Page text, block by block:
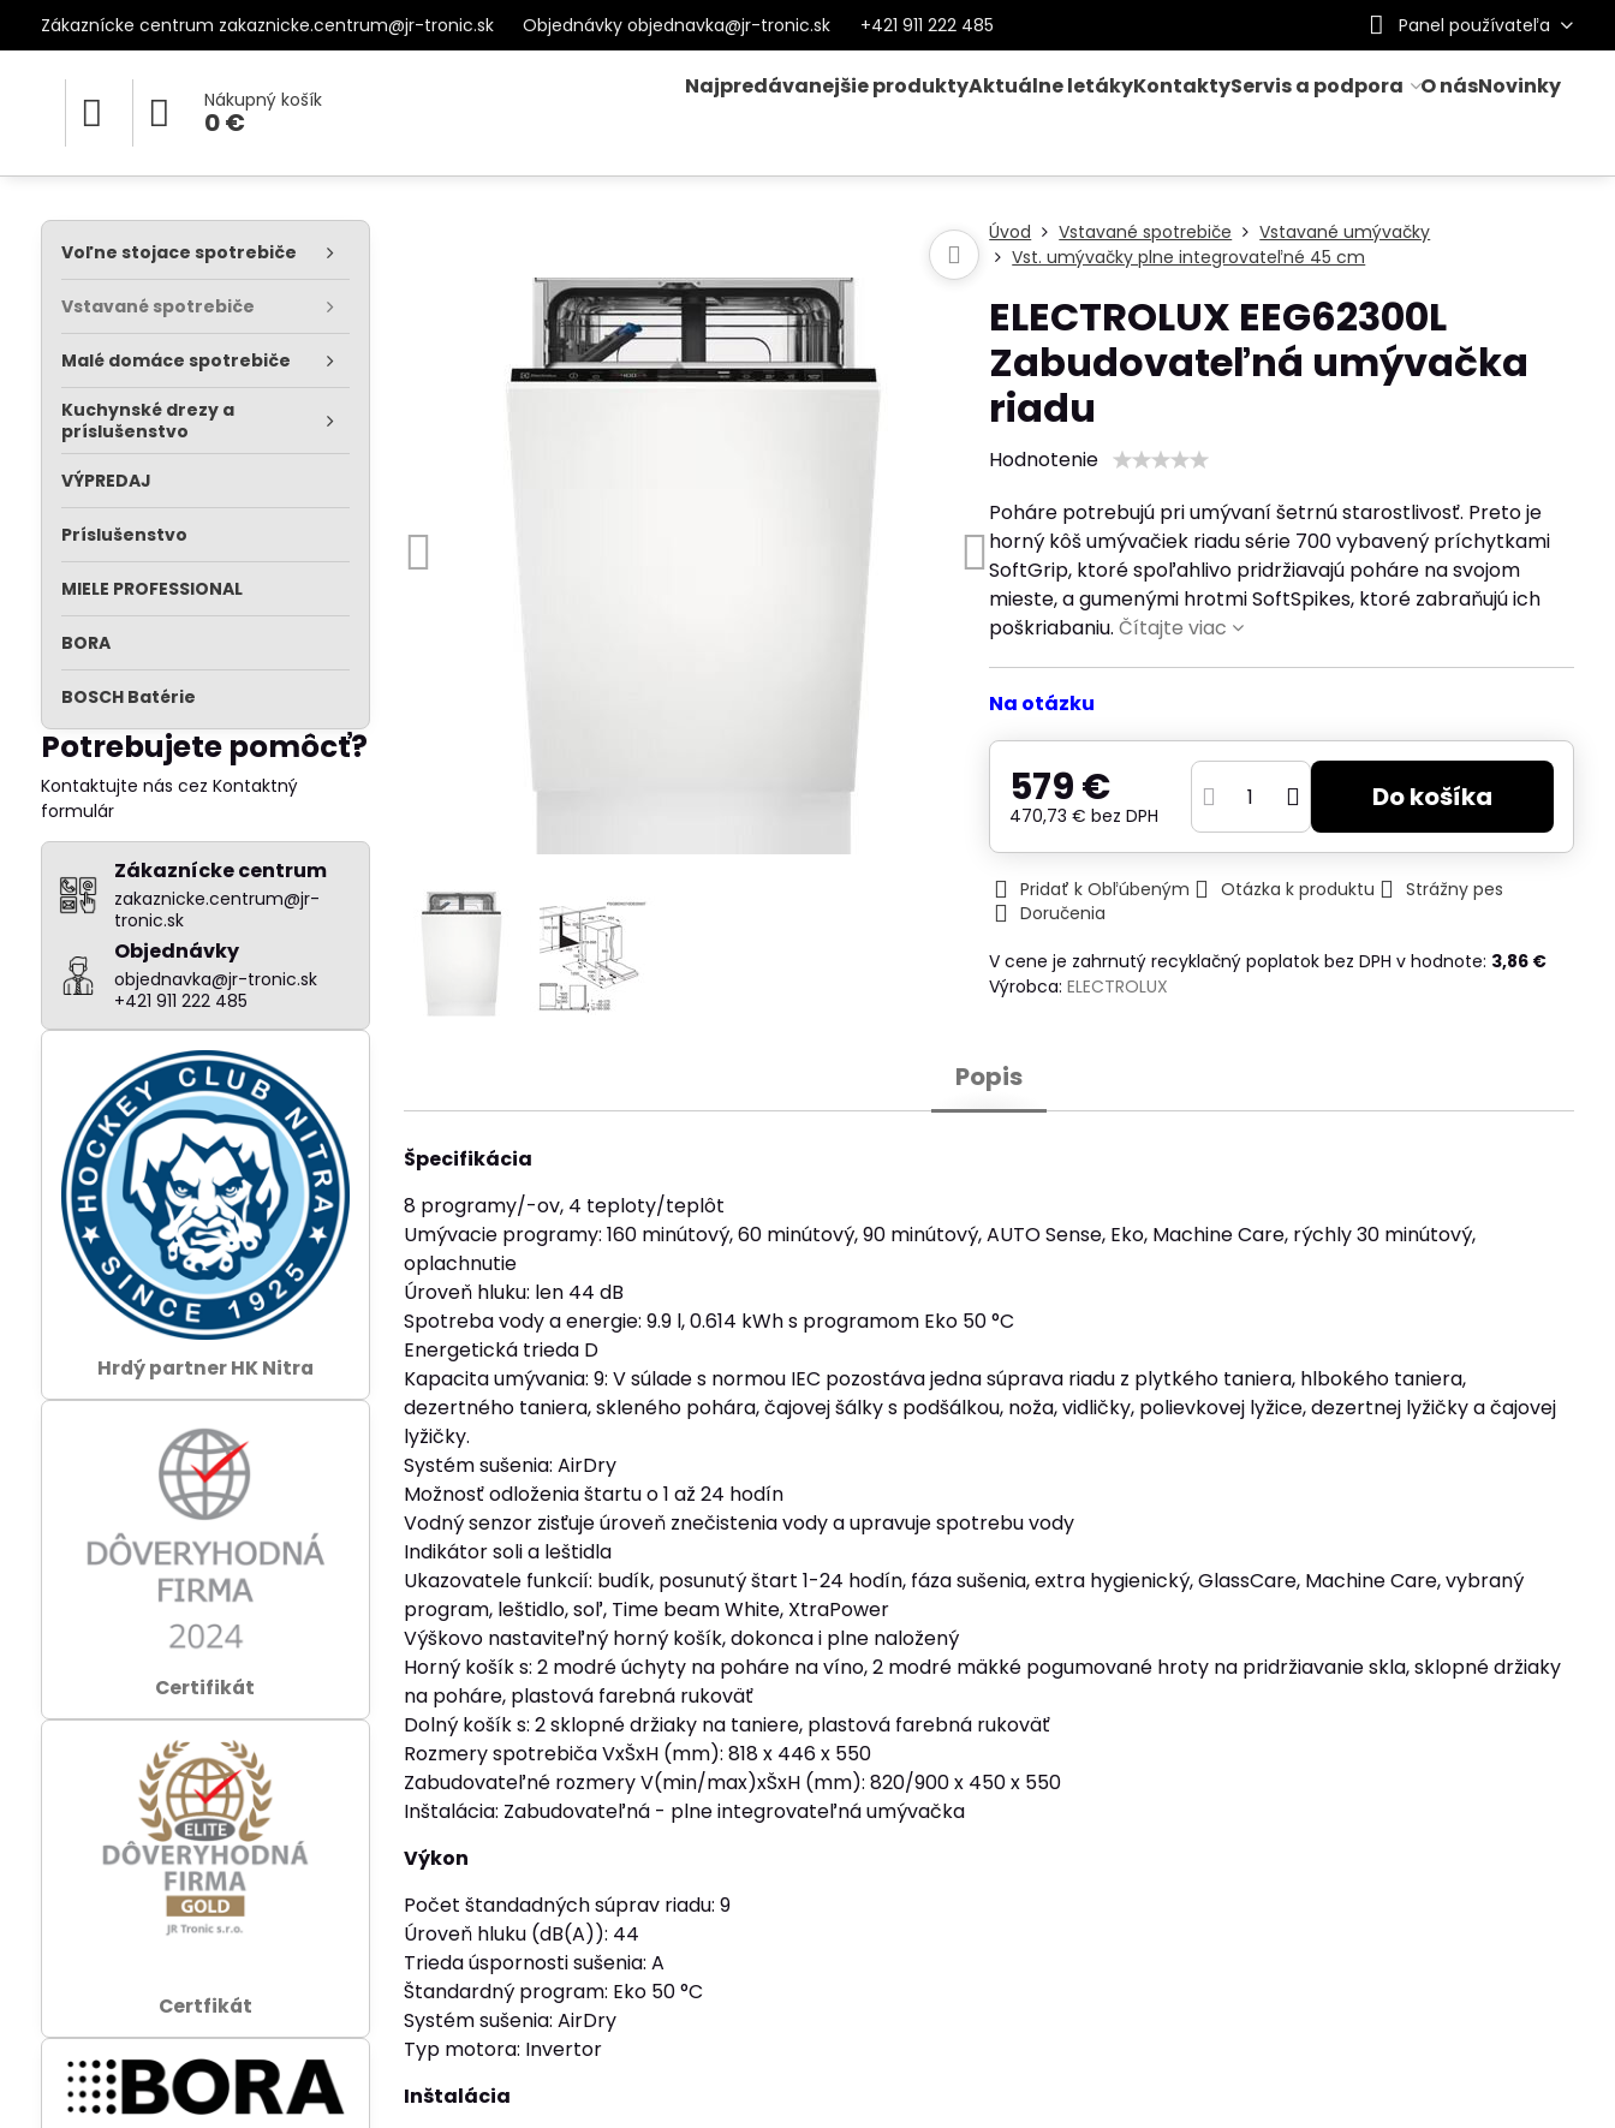
Zákaznícke centrum zakaznicke.centrum@jr-tronic.sk Objednávky objednavka@jr-tronic.sk +421 911 222 485 Panel používateľa
Nákupný košík
0 €
Najpredávanejšie produktyAktuálne letákyKontaktyServis a podpora O násNovinky
Úvod Vstavané spotrebiče
Vstavané umývačky
Vst. umývačky plne integrovateľné 45 cm
ELECTROLUX EEG62300L
Zabudovateľná umývačka
riadu
Hodnotenie
Poháre potrebujú pri umývaní šetrnú starostlivosť. Preto je
horný kôš umývačiek riadu série 700 vybavený príchytkami
SoftGrip, ktoré spoľahlivo pridržiavajú poháre na svojom
mieste, a gumenými hrotmi SoftSpikes, ktoré zabraňujú ich
poškriabaniu.Čítajte viac
Na otázku
579 €
470,73 €bez DPH
Do košíka
Pridať k Obľúbeným Otázka k produktu
Strážny pes
Doručenia
V cene je zahrnutý recyklačný poplatok bez DPH v hodnote: 3,86 €
Výrobca:ELECTROLUX
Popis
Špecifikácia
8 programy/-ov, 4 teploty/teplôt
Umývacie programy: 160 minútový, 60 minútový, 90 minútový, AUTO Sense, Eko, Machine Care, rýchly 30 minútový,
oplachnutie
Úroveň hluku: len 44 dB
Spotreba vody a energie: 9.9 l, 0.614 kWh s programom Eko 50 °C
Energetická trieda D
Kapacita umývania: 9: V súlade s normou IEC pozostáva jedna súprava riadu z plytkého taniera, hlbokého taniera,
dezertného taniera, skleného pohára, čajovej šálky s podšálkou, noža, vidličky, polievkovej lyžice, dezertnej lyžičky a čajovej
lyžičky.
Systém sušenia: AirDry
Možnosť odloženia štartu o 1 až 24 hodín
Vodný senzor zisťuje úroveň znečistenia vody a upravuje spotrebu vody
Indikátor soli a leštidla
Ukazovatele funkcií: budík, posunutý štart 1-24 hodín, fáza sušenia, extra hygienický, GlassCare, Machine Care, vybraný
program, leštidlo, soľ, Time beam White, XtraPower
Výškovo nastaviteľný horný košík, dokonca i plne naložený
Horný košík s: 2 modré úchyty na poháre na víno, 2 modré mäkké pogumované hroty na pridržiavanie skla, sklopné držiaky
na poháre, plastová farebná rukoväť
Dolný košík s: 2 sklopné držiaky na taniere, plastová farebná rukoväť
Rozmery spotrebiča VxŠxH (mm): 818 x 446 x 550
Zabudovateľné rozmery V(min/max)xŠxH (mm): 820/900 x 450 x 550
Inštalácia: Zabudovateľná - plne integrovateľná umývačka
Výkon
Počet štandadných súprav riadu: 9
Úroveň hluku (dB(A)): 44
Trieda úspornosti sušenia: A
Štandardný program: Eko 50 °C
Systém sušenia: AirDry
Typ motora: Invertor
Inštalácia
Voľne stojace spotrebiče
Vstavané spotrebiče
Malé domáce spotrebiče
Kuchynské drezy a
príslušenstvo
VÝPREDAJ
Príslušenstvo
MIELE PROFESSIONAL
BORA
BOSCH Batérie
Potrebujete pomôcť?
Kontaktujte nás cez Kontaktný
formulár
Zákaznícke centrum
zakaznicke.centrum@jr-
tronic.sk
Objednávky
objednavka@jr-tronic.sk
+421 911 222 485
Hrdý partner HK Nitra
Certifikát
Certfikát